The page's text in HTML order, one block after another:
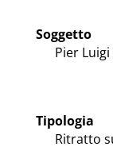
Soggetto
Pier
Tipologia
Ritratto